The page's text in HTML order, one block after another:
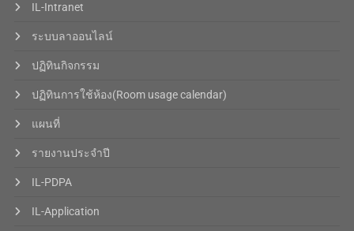
IL-Intranet
ระบบลาออนไลน์
ปฏิทินกิจกรรม
ปฏิทินการใช้ห้อง(Room usage calendar)
แผนที่
รายงานประจำปี
IL-PDPA
IL-Application